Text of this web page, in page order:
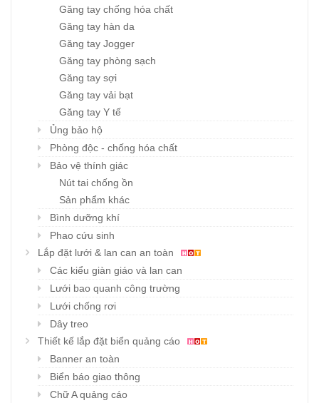
Găng tay chống hóa chất
Găng tay hàn da
Găng tay Jogger
Găng tay phòng sạch
Găng tay sợi
Găng tay vải bạt
Găng tay Y tế
Ủng bảo hộ
Phòng độc - chống hóa chất
Bảo vệ thính giác
Nút tai chống ồn
Sản phẩm khác
Bình dưỡng khí
Phao cứu sinh
Lắp đặt lưới & lan can an toàn
Các kiểu giàn giáo và lan can
Lưới bao quanh công trường
Lưới chống rơi
Dây treo
Thiết kế lắp đặt biển quảng cáo
Banner an toàn
Biển báo giao thông
Chữ A quảng cáo